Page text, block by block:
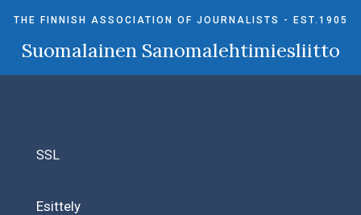
THE FINNISH ASSOCIATION OF JOURNALISTS - EST.1905
Suomalainen Sanomalehtimiesliitto
SSL
Esittely